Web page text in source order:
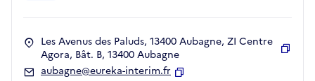
Les Avenus des Paluds, 13400 Aubagne, ZI Centre
Agora, Bât. B, 13400 Aubagne
aubagne@eureka-interim.fr